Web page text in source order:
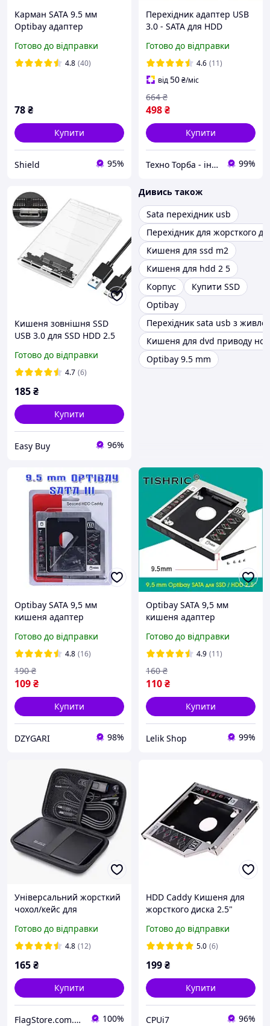
Карман SATA 9.5 мм
Optibay адаптер
другого диска 2.5" HDD та
SSD
Готово до відправки
4.8 (40)
78₴
Купити
Shield 95%
Перехідник адаптер USB
3.0 - SATA для HDD
живлення, Конвертер для
жорсткого диска
Готово до відправки
4.6 (11)
від50₴/міс
498₴
664 ₴
Купити
Техно Торба - інтернет-магазин | tehnotorba.com.ua 99%
Кишеня зовнішня SSD
USB 3.0 для SSD HDD 2.5
живлення конвертер
адаптер перехідник до
Готово до відправки
4.7 (6)
185₴
Купити
Easy Buy 96%
Дивись також
Sata перехідник usb
Перехідник для жорсткого
Кишеня для ssd m2
Кишеня для hdd 2 5
Корпус
Купити SSD
Optibay
Перехідник sata usb з
Кишеня для dvd приводу
Optibay 9.5 mm
Optibay SATA 9,5 мм
кишеня адаптер
диска 2.5" алюмінієвий
TISHRIC
Готово до відправки
4.8 (16)
109₴
190 ₴
Купити
DZYGARI 98%
Optibay SATA 9,5 мм
кишеня адаптер
диска 2.5" алюмінієвий
TISHRIC
Готово до відправки
4.9 (11)
110₴
160 ₴
Купити
Lelik Shop 99%
Універсальний жорсткий
чохол/кейс для
диска HDD/SSD, футляр
для диска з фіксацією
Готово до відправки
4.8 (12)
165₴
Купити
FlagStore.com.ua 100%
HDD Caddy Кишеня для
жорсткого диска 2.5"
Готово до відправки
5.0 (6)
199₴
Купити
CPUi7 96%